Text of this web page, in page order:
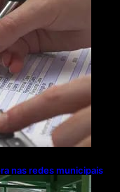
nas redes municipais